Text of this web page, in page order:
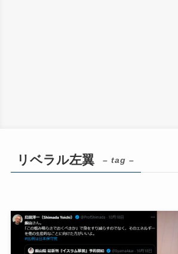
リベラル左翼 – tag –